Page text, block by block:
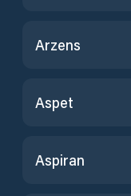
Arzens
Aspet
Aspiran